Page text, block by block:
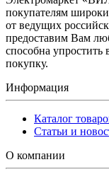
покупателям
от ведущих
предоставим Вам
способна
покупку.
Информация
Каталог
Статьи и
О компании